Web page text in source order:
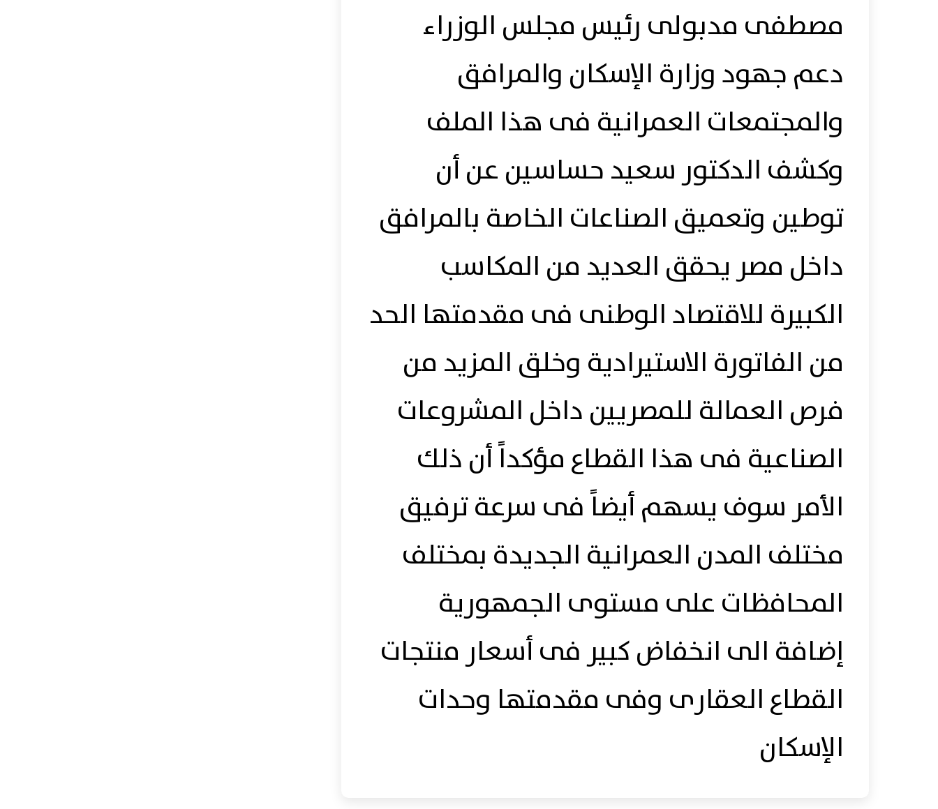
مصطفى مدبولى رئيس مجلس الوزراء
دعم جهود وزارة الإسكان والمرافق
والمجتمعات العمرانية فى هذا الملف
وكشف الدكتور سعيد حساسين عن أن
توطين وتعميق الصناعات الخاصة بالمرافق
داخل مصر يحقق العديد من المكاسب
الكبيرة للاقتصاد الوطنى فى مقدمتها الحد
من الفاتورة الاستيرادية وخلق المزيد من
فرص العمالة للمصريين داخل المشروعات
الصناعية فى هذا القطاع مؤكداً أن ذلك
الأمر سوف يسهم أيضاً فى سرعة ترفيق
مختلف المدن العمرانية الجديدة بمختلف
المحافظات على مستوى الجمهورية
إضافة الى انخفاض كبير فى أسعار منتجات
القطاع العقارى وفى مقدمتها وحدات
الإسكان